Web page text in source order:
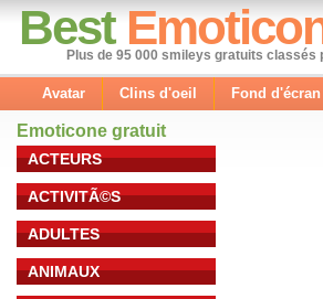
Best
Plus de 95 000 smileys gratuits classés
Avatar Clins d'oeil Fond d'écran
Emoticone gratuit
ACTEURS
ACTIVITÃ©S
ADULTES
ANIMAUX